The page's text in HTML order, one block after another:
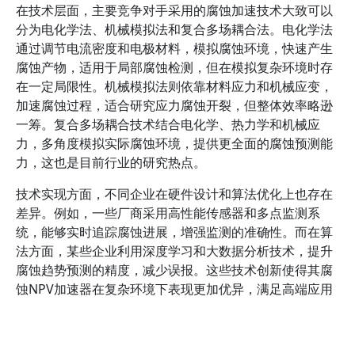
在技术层面，主要竞争对手采用的腐蚀加速技术大致可以
分为电化学法、机械模拟法和复合多场耦合法。电化学法
通过调节电流密度和电极材料，模拟腐蚀环境，快速产生
腐蚀产物，适用于局部腐蚀检测，但在模拟复杂环境时存
在一定局限性。机械模拟法则依靠材料应力和机械应变，
加速腐蚀过程，适合研究应力腐蚀开裂，但整体效率略逊
一筹。复合多场耦合技术结合电化学、热力学和机械应
力，多角度模拟实际腐蚀环境，提供更全面的腐蚀预测能
力，这也是目前行业的研究热点。
技术实现方面，不同企业在硬件设计和算法优化上也存在
差异。例如，一些厂商采用高性能传感器和多点监测系
统，能够实时追踪腐蚀进展，增强监测的准确性。而在算
法方面，某些企业利用深度学习和大数据分析技术，提升
腐蚀趋势预测的精度，减少误报。这些技术创新使得其腐
蚀NPV加速器在复杂环境下表现更加优异，满足高端应用